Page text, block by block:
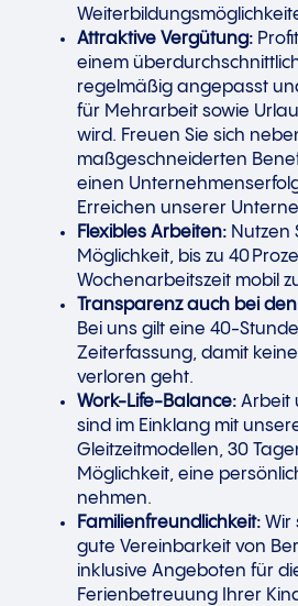
Attraktive Vergütung:
einem
regelmäßig angepasst
für Mehrarbeit sowie
wird. Freuen Sie sich
maßgeschneiderten
einen
Erreichen unserer
Flexibles Arbeiten: Nutzen
Möglichkeit, bis zu 40
Wochenarbeitszeit mobil
Transparenz auch bei
Bei uns gilt eine 40-
Zeiterfassung, damit
verloren geht.
Work-Life-Balance: Arbeit
sind im Einklang mit
Gleitzeitmodellen, 30
Möglichkeit, eine
nehmen.
Familienfreundlichkeit: Wir
gute Vereinbarkeit von
inklusive Angeboten für
Ferienbetreuung Ihrer